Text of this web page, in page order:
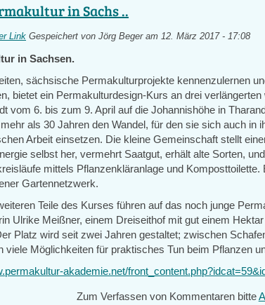
in Sachs ..
Link Gespeichert vonJörg Begeram 12. März 2017 - 17:08
in Sachsen.
sächsische Permakulturprojekte kennenzulernen
bietet ein Permakulturdesign-Kurs an drei
vom 6. bis zum 9. April auf die Johannishöhe in
als 30 Jahren den Wandel, für den sie sich auch in
Arbeit einsetzen. Die kleine Gemeinschaft stellt
selbst her, vermehrt Saatgut, erhält alte Sorten,
mittels Pflanzenkläranlage und
Gartennetzwerk.
Teile des Kurses führen auf das noch junge
Ulrike Meißner, einem Dreiseithof mit gut einem
Platz wird seit zwei Jahren gestaltet; zwischen
viele Möglichkeiten für praktisches Tun beim Pflanzen
akademie.net/
Zum Verfassen von Kommentaren bitte